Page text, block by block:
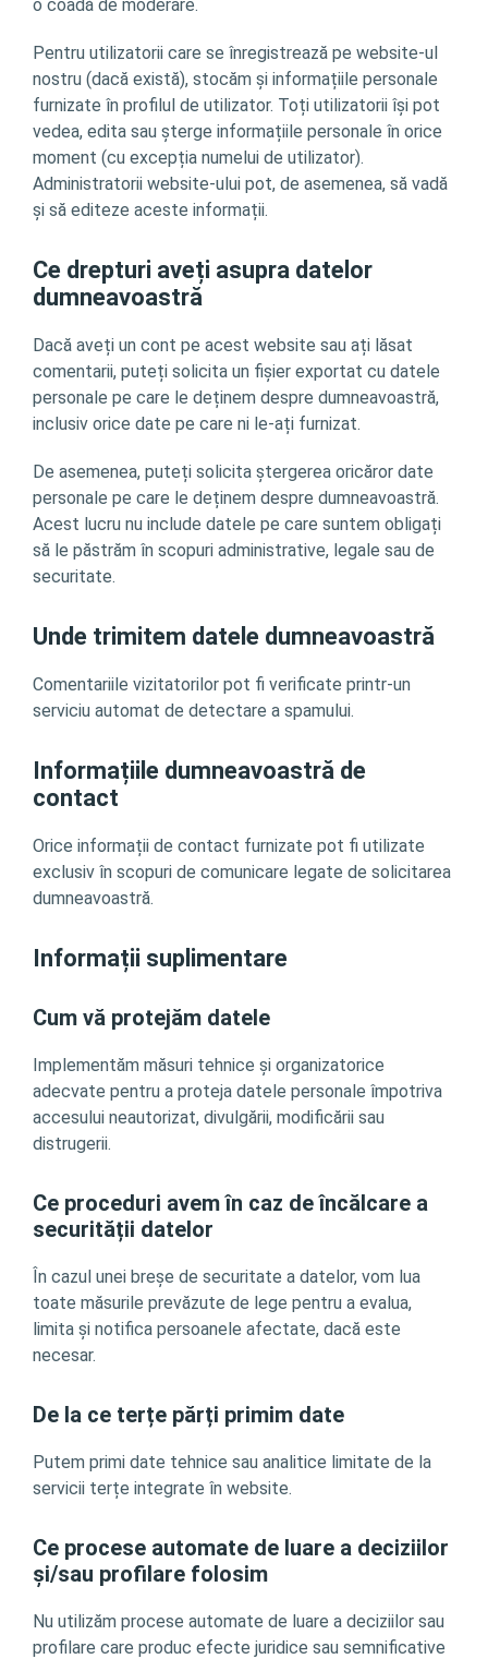
o coadă de moderare.
Pentru utilizatorii care se înregistrează pe website-ul
nostru (dacă există), stocăm și informațiile personale
furnizate în profilul de utilizator. Toți utilizatorii își pot
vedea, edita sau șterge informațiile personale în orice
moment (cu excepția numelui de utilizator).
Administratorii website-ului pot, de asemenea, să vadă
și să editeze aceste informații.
Ce drepturi aveți asupra datelor
dumneavoastră
Dacă aveți un cont pe acest website sau ați lăsat
comentarii, puteți solicita un fișier exportat cu datele
personale pe care le deținem despre dumneavoastră,
inclusiv orice date pe care ni le-ați furnizat.
De asemenea, puteți solicita ștergerea oricăror date
personale pe care le deținem despre dumneavoastră.
Acest lucru nu include datele pe care suntem obligați
să le păstrăm în scopuri administrative, legale sau de
securitate.
Unde trimitem datele dumneavoastră
Comentariile vizitatorilor pot fi verificate printr-un
serviciu automat de detectare a spamului.
Informațiile dumneavoastră de
contact
Orice informații de contact furnizate pot fi utilizate
exclusiv în scopuri de comunicare legate de solicitarea
dumneavoastră.
Informații suplimentare
Cum vă protejăm datele
Implementăm măsuri tehnice și organizatorice
adecvate pentru a proteja datele personale împotriva
accesului neautorizat, divulgării, modificării sau
distrugerii.
Ce proceduri avem în caz de încălcare a
securității datelor
În cazul unei breșe de securitate a datelor, vom lua
toate măsurile prevăzute de lege pentru a evalua,
limita și notifica persoanele afectate, dacă este
necesar.
De la ce terțe părți primim date
Putem primi date tehnice sau analitice limitate de la
servicii terțe integrate în website.
Ce procese automate de luare a deciziilor
și/sau profilare folosim
Nu utilizăm procese automate de luare a deciziilor sau
profilare care produc efecte juridice sau semnificative